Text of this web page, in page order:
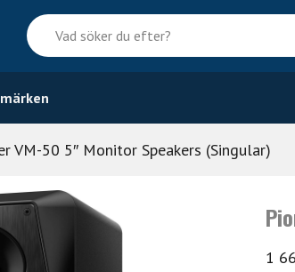
Vad
söker
du
efter?
VM-50 5″ Monitor Speakers (Singular)
1